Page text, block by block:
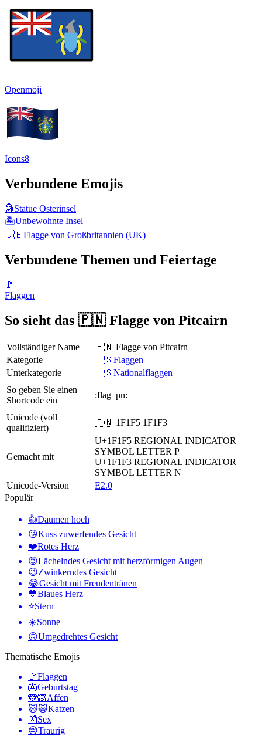
Openmoji
Icons8
Verbundene Emojis
🗿Statue Osterinsel
🏝️Unbewohnte Insel
🇬🇧Flagge von Großbritannien (UK)
Verbundene Themen und Feiertage
🚩
Flaggen
So sieht das 🇵🇳 Flagge von Pitcairn
Vollständiger Name
🇵🇳 Flagge von Pitcairn
Kategorie
🇺🇸Flaggen
Unterkategorie
🇺🇸Nationalflaggen
So geben Sie einen
Shortcode ein
:flag_pn:
Unicode (voll
qualifiziert)
🇵🇳 1F1F5 1F1F3
Gemacht mit
U+1F1F5 REGIONAL INDICATOR
SYMBOL LETTER P
U+1F1F3 REGIONAL INDICATOR
SYMBOL LETTER N
Unicode-Version
E2.0
Populär
👍Daumen hoch
😘Kuss zuwerfendes Gesicht
❤️Rotes Herz
😍Lächelndes Gesicht mit herzförmigen Augen
😉Zwinkerndes Gesicht
😂Gesicht mit Freudentränen
💙Blaues Herz
⭐Stern
☀️Sonne
🙃Umgedrehtes Gesicht
Thematische Emojis
🚩Flaggen
🎂Geburtstag
🙈🙉Affen
😺🙀Katzen
💏Sex
😔Traurig